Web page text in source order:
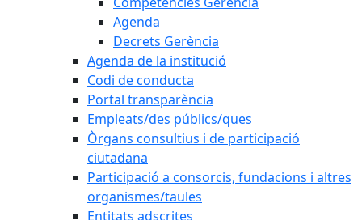
Agenda
Decrets Gerència
Agenda de la institució
Codi de conducta
Portal transparència
Empleats/des públics/ques
Òrgans consultius i de participació
ciutadana
Participació a consorcis, fundacions i altres
organismes/taules
Entitats adscrites